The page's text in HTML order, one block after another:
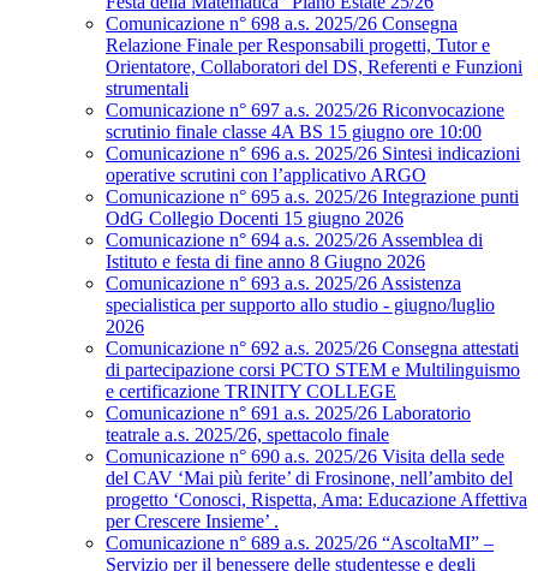
Comunicazione n° 698 a.s. 2025/26 Consegna
Relazione Finale per Responsabili progetti, Tutor e
Orientatore, Collaboratori del DS, Referenti e Funzioni
strumentali
Comunicazione n° 697 a.s. 2025/26 Riconvocazione
scrutinio finale classe 4A BS 15 giugno ore 10:00
Comunicazione n° 696 a.s. 2025/26 Sintesi indicazioni
operative scrutini con l’applicativo ARGO
Comunicazione n° 695 a.s. 2025/26 Integrazione punti
OdG Collegio Docenti 15 giugno 2026
Comunicazione n° 694 a.s. 2025/26 Assemblea di
Istituto e festa di fine anno 8 Giugno 2026
Comunicazione n° 693 a.s. 2025/26 Assistenza
specialistica per supporto allo studio - giugno/luglio
2026
Comunicazione n° 692 a.s. 2025/26 Consegna attestati
di partecipazione corsi PCTO STEM e Multilinguismo
e certificazione TRINITY COLLEGE
Comunicazione n° 691 a.s. 2025/26 Laboratorio
teatrale a.s. 2025/26, spettacolo finale
Comunicazione n° 690 a.s. 2025/26 Visita della sede
del CAV ‘Mai più ferite’ di Frosinone, nell’ambito del
progetto ‘Conosci, Rispetta, Ama: Educazione Affettiva
per Crescere Insieme’ .
Comunicazione n° 689 a.s. 2025/26 “AscoltaMI” –
Servizio per il benessere delle studentesse e degli